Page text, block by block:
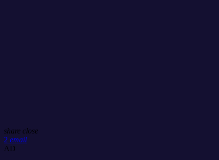
share close
2 email
AD